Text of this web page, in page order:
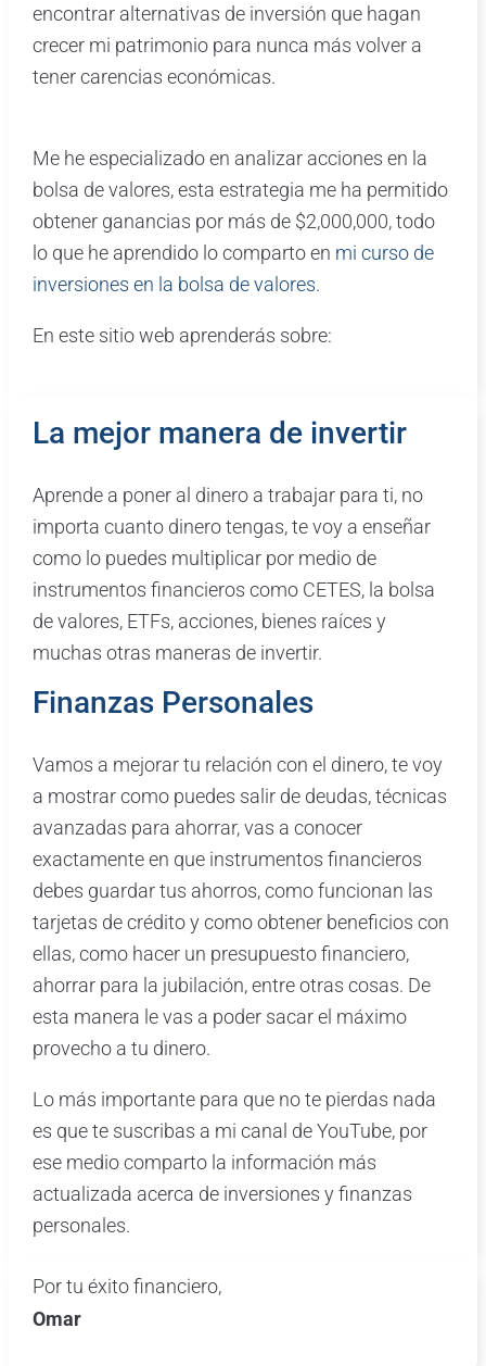
encontrar alternativas de inversión que hagan
crecer mi patrimonio para nunca más volver a
tener carencias económicas.
Me he especializado en analizar acciones en la
bolsa de valores, esta estrategia me ha permitido
obtener ganancias por más de $2,000,000, todo
lo que he aprendido lo comparto en mi curso de
inversiones en la bolsa de valores.
En este sitio web aprenderás sobre:
La mejor manera de invertir
Aprende a poner al dinero a trabajar para ti, no
importa cuanto dinero tengas, te voy a enseñar
como lo puedes multiplicar por medio de
instrumentos financieros como CETES, la bolsa
de valores, ETFs, acciones, bienes raíces y
muchas otras maneras de invertir.
Finanzas Personales
Vamos a mejorar tu relación con el dinero, te voy
a mostrar como puedes salir de deudas, técnicas
avanzadas para ahorrar, vas a conocer
exactamente en que instrumentos financieros
debes guardar tus ahorros, como funcionan las
tarjetas de crédito y como obtener beneficios con
ellas, como hacer un presupuesto financiero,
ahorrar para la jubilación, entre otras cosas. De
esta manera le vas a poder sacar el máximo
provecho a tu dinero.
Lo más importante para que no te pierdas nada
es que te suscribas a mi canal de YouTube, por
ese medio comparto la información más
actualizada acerca de inversiones y finanzas
personales.
Por tu éxito financiero,
Omar